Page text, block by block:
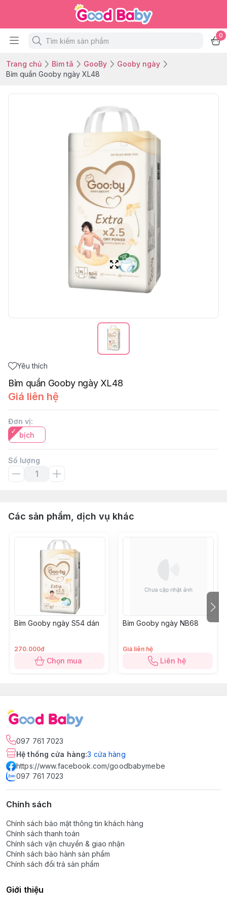
0
Trang chủ Bỉm tã GooBy
Gooby ngày
Bỉm quần Gooby ngày XL48
Yêu thích
Bỉm quần Gooby ngày XL48
Giá liên hệ
Đơn vị:
bịch
Số lượng
Các sản phẩm, dịch vụ khác
Bỉm Gooby ngày S54 dán
270.000đ
Chọn mua
Bỉm Gooby ngày NB68
Giá liên hệ
Liên hệ
097 761 7023
Hệ thống cửa hàng:3 cửa hàng
https://www.facebook.com/goodbabymebe
097 761 7023
Chính sách
Chính sách bảo mật thông tin khách hàng
Chính sách thanh toán
Chính sách vận chuyển & giao nhận
Chính sách bảo hành sản phẩm
Chính sách đổi trả sản phẩm
Giới thiệu